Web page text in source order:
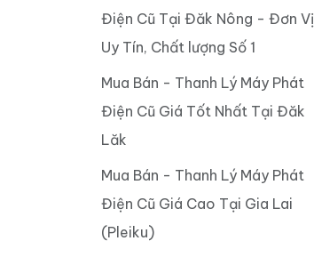
Điện Cũ Tại Đăk Nông - Đơn Vị
Uy Tín, Chất lượng Số 1
Mua Bán - Thanh Lý Máy Phát
Điện Cũ Giá Tốt Nhất Tại Đăk
Lăk
Mua Bán - Thanh Lý Máy Phát
Điện Cũ Giá Cao Tại Gia Lai
(Pleiku)